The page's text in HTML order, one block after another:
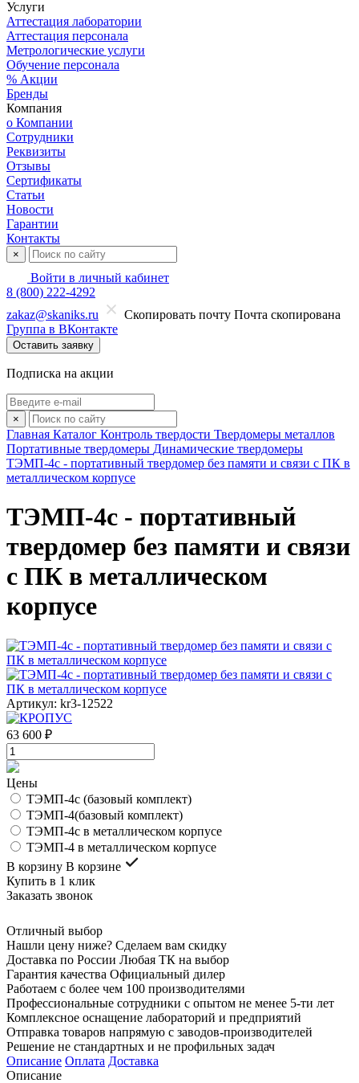
Услуги
Аттестация лаборатории
Аттестация персонала
Метрологические услуги
Обучение персонала
% Акции
Бренды
Компания
о Компании
Сотрудники
Реквизиты
Отзывы
Сертификаты
Статьи
Новости
Гарантии
Контакты
×
Войти в личный кабинет
8 (800) 222-4292
zakaz@skaniks.ru
Скопировать почту Почта скопирована
Группа в ВКонтакте
Оставить заявку
Подписка на акции
×
Главная Каталог Контроль твердости Твердомеры металлов
Портативные твердомеры Динамические твердомеры
ТЭМП-4с - портативный твердомер без памяти и связи с ПК в
металлическом корпусе
ТЭМП-4с - портативный
твердомер без памяти и связи
с ПК в металлическом
корпусе
Артикул: kr3-12522
63 600 ₽
Цены
ТЭМП-4с (базовый комплект)
ТЭМП-4(базовый комплект)
ТЭМП-4с в металлическом корпусе
ТЭМП-4 в металлическом корпусе
В корзину В корзине
Купить в 1 клик
Заказать звонок
Отличный выбор
Нашли цену ниже? Сделаем вам скидку
Доставка по России Любая ТК на выбор
Гарантия качества Официальный дилер
Работаем с более чем 100 производителями
Профессиональные сотрудники с опытом не менее 5-ти лет
Комплексное оснащение лабораторий и предприятий
Отправка товаров напрямую с заводов-производителей
Решение не стандартных и не профильных задач
Описание Оплата Доставка
Описание